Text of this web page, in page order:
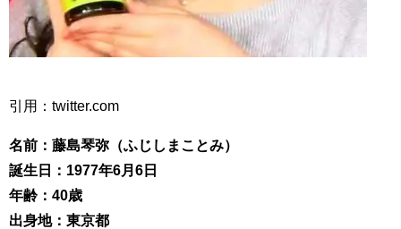
引用：twitter.com
名前：藤島琴弥（ふじしまことみ）
誕生日：1977年6月6日
年齢：40歳
出身地：東京都